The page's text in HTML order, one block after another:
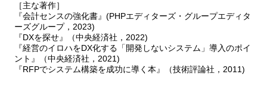
［主な著作］
『会計センスの強化書』(PHPエディターズ・グループエディタ
ーズグループ，2023)
『DXを探せ』（中央経済社，2022)
『経営のイロハをDX化する「開発しないシステム」導入のポイ
ント』（中央経済社，2021)
『RFPでシステム構築を成功に導く本』（技術評論社，2011)